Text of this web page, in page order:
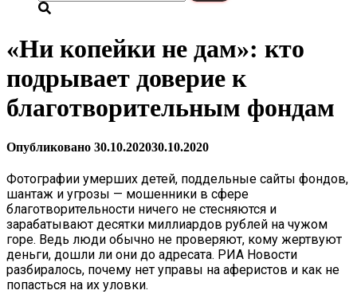
«Ни копейки не дам»: кто
подрывает доверие к
благотворительным фондам
Опубликовано 30.10.202030.10.2020
Фотографии умерших детей, поддельные сайты фондов,
шантаж и угрозы — мошенники в сфере
благотворительности ничего не стесняются и
зарабатывают десятки миллиардов рублей на чужом
горе. Ведь люди обычно не проверяют, кому жертвуют
деньги, дошли ли они до адресата. РИА Новости
разбиралось, почему нет управы на аферистов и как не
попасться на их уловки.